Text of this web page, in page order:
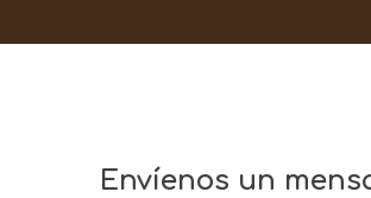
Envíenos un